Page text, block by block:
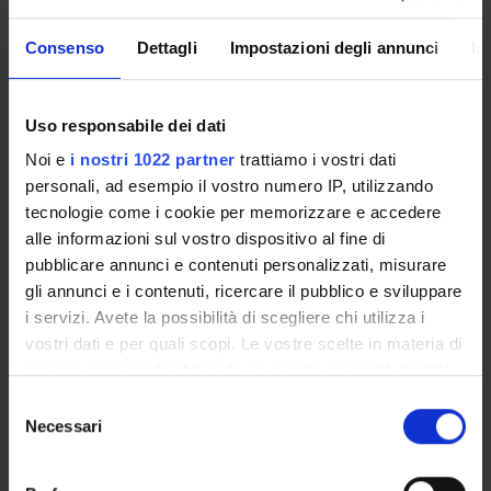
Consenso Dettagli Impostazioni degli annunci
Uso responsabile dei dati
Noi e i nostri 1022 partner trattiamo i vostri dati
personali, ad esempio il vostro numero IP, utilizzando
tecnologie come i cookie per memorizzare e accedere
alle informazioni sul vostro dispositivo al fine di
pubblicare annunci e contenuti personalizzati, misurare
gli annunci e i contenuti, ricercare il pubblico e sviluppare
i servizi. Avete la possibilità di scegliere chi utilizza i
vostri dati e per quali scopi. Le vostre scelte in materia di
modificare o revocare il proprio consenso in qualsiasi
momento dalla Dichiarazione sui cookie o facendo clic
delNecessari
nell’ottica di costruire un quadro teorico articolato e
preciso per il futuro sviluppo di specifiche strategie di
Importo complessivo finanziato: Euro 260.000
ENTI FINANZIATORI:
Fondazione Cariverona
Finanziamento:
assegnato e gestito dal Dipartimento
PARTECIPANTI AL PROGETTO
Paola Cesari